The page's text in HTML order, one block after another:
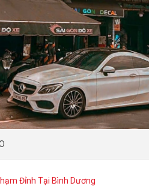
Đỉnh Tại Bình Dương